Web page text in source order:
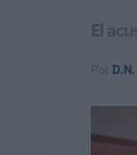
El
Por D.N.